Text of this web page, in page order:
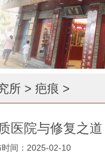
所 > 疤痕 >
医院与修复之道
时间：2025-02-10